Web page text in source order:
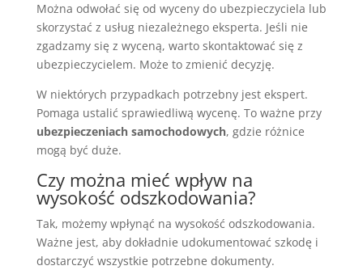
Można odwołać się od wyceny do ubezpieczyciela lub
skorzystać z usług niezależnego eksperta. Jeśli nie
zgadzamy się z wyceną, warto skontaktować się z
ubezpieczycielem. Może to zmienić decyzję.
W niektórych przypadkach potrzebny jest ekspert.
Pomaga ustalić sprawiedliwą wycenę. To ważne przy
ubezpieczeniach samochodowych, gdzie różnice
mogą być duże.
Czy można mieć wpływ na
wysokość odszkodowania?
Tak, możemy wpłynąć na wysokość odszkodowania.
Ważne jest, aby dokładnie udokumentować szkodę i
dostarczyć wszystkie potrzebne dokumenty.